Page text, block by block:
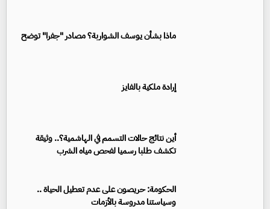
ماذا بشأن يوسف الشواربة؟ مصادر "جفرا" توضح
إرادة ملكية بالفايز
أين نتائج حالات التسمم في الهاشمية؟.. وثيقة
تكشف طلبا رسميا لفحص مياه الشرب
الحكومة: حريصون على عدم تعطيل الحياة ..
وسياستنا مدروسة بالأزمات